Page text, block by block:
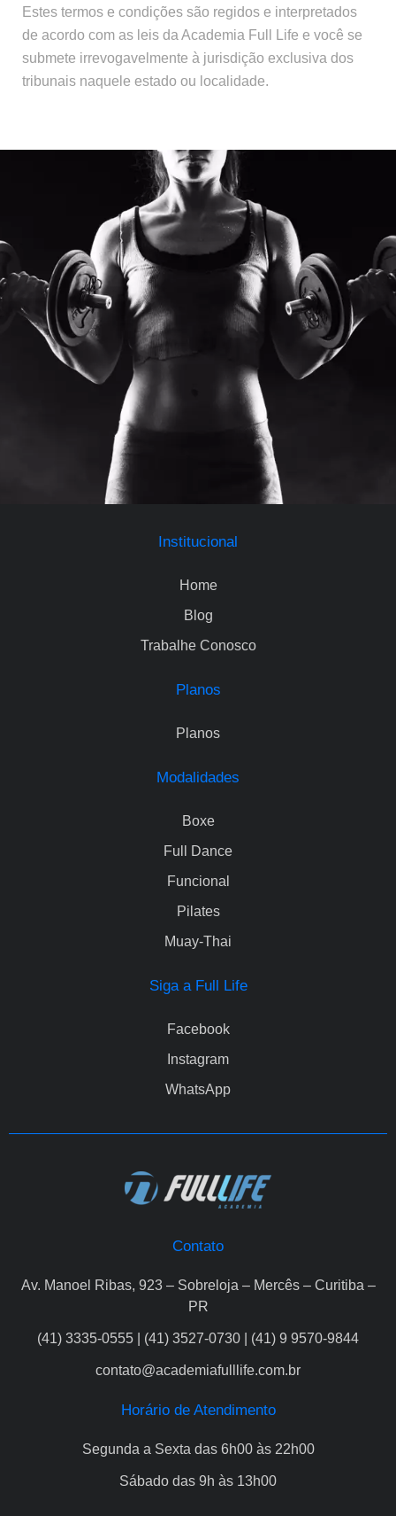
Estes termos e condições são regidos e interpretados
de acordo com as leis da Academia Full Life e você se
submete irrevogavelmente à jurisdição exclusiva dos
tribunais naquele estado ou localidade.
Institucional
Home
Blog
Trabalhe Conosco
Planos
Planos
Modalidades
Boxe
Full Dance
Funcional
Pilates
Muay-Thai
Siga a Full Life
Facebook
Instagram
WhatsApp
Contato
Av. Manoel Ribas, 923 – Sobreloja – Mercês – Curitiba –
PR
(41) 3335-0555 | (41) 3527-0730 | (41) 9 9570-9844
contato@academiafulllife.com.br
Horário de Atendimento
Segunda a Sexta das 6h00 às 22h00
Sábado das 9h às 13h00